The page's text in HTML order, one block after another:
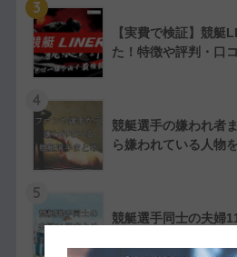
3
【実費で検証】競艇
た！特徴や評判・口
4
競艇選手の嫌われ者
ら嫌われている人物
5
競艇選手同士の夫婦